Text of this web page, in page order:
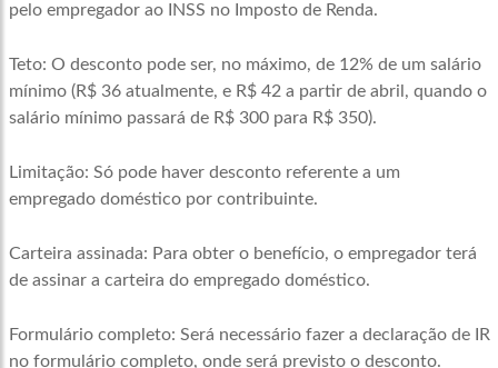
pelo empregador ao INSS no Imposto de Renda.
Teto: O desconto pode ser, no máximo, de 12% de um salário
mínimo (R$ 36 atualmente, e R$ 42 a partir de abril, quando o
salário mínimo passará de R$ 300 para R$ 350).
Limitação: Só pode haver desconto referente a um
empregado doméstico por contribuinte.
Carteira assinada: Para obter o benefício, o empregador terá
de assinar a carteira do empregado doméstico.
Formulário completo: Será necessário fazer a declaração de IR
no formulário completo, onde será previsto o desconto.